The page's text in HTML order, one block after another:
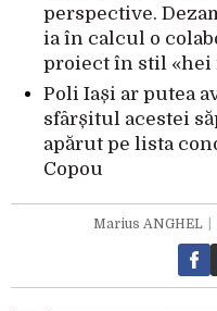
perspective.
ia în calcul o
proiect în stil «hei
Poli Iași ar putea
sfârșitul acestei
apărut pe lista
Copou
Marius ANGHEL